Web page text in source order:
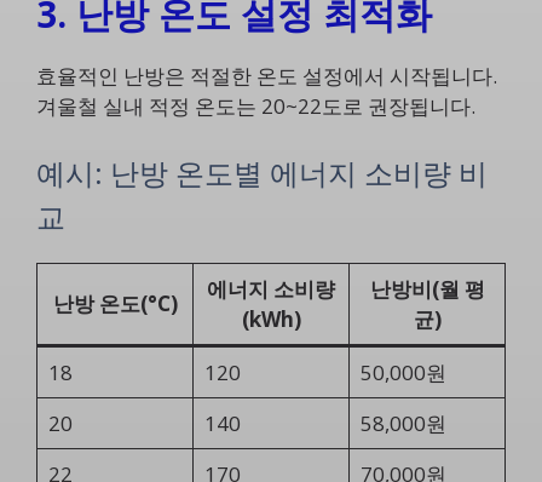
3. 난방 온도 설정 최적화
효율적인 난방은 적절한 온도 설정에서 시작됩니다.
겨울철 실내 적정 온도는 20~22도로 권장됩니다.
예시: 난방 온도별 에너지 소비량 비
교
난방 온도(°C)
에너지 소비량
(kWh)
난방비(월 평
균)
18
120
50,000원
20
140
58,000원
22
170 70,000원